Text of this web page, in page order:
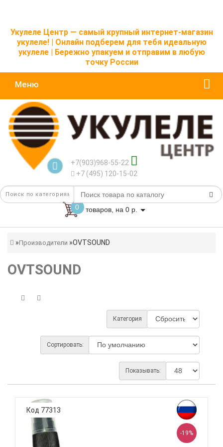
Укулеле Центр — самый крупный интернет-магазин
укулеле! | Онлайн подберем для тебя идеальную
укулеле | Бережно упакуем и отправим в любую
точку России
Меню
+7(903)968-55-22
+7 (495) 120-15-02
0 товаров, на 0 р.
Производители OVTSOUND
OVTSOUND
Категория
Сортировать:
Показывать:
Код 77313
-19%